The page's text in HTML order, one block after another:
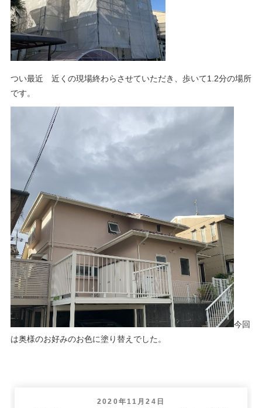
つい最近 近くの現場終わらさせていただき、歩いて1.2分の場所
です。
今回
は奥様のお好みのお色に塗り替えでした。
投
2020年11月24日